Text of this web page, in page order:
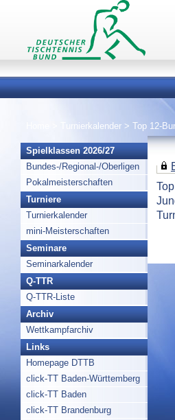
Turnierkalender > Top 12-
Spielklassen 2026/27
Bundes-/Regional-/Oberligen
Pokalmeisterschaften
Turniere
Turnierkalender
mini-Meisterschaften
Seminare
Seminarkalender
Q-TTR
Q-TTR-Liste
Archiv
Wettkampfarchiv
Links
Homepage DTTB
click-TT Baden-Württemberg
click-TT Baden
click-TT Brandenburg